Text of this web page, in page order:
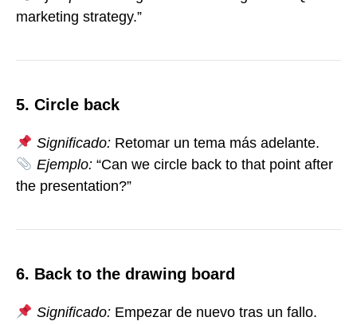
marketing strategy.”
5. Circle back
Significado:Retomar un tema más adelante.
Ejemplo:“Can we circle back to that point after
the presentation?”
6. Back to the drawing board
Significado:Empezar de nuevo tras un fallo.